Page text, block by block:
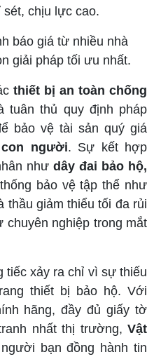
sét, chịu lực cao.
báo giá từ nhiều nhà
giải pháp tối ưu nhất.
thiết bị an toàn chống
tuân thủ quy định pháp
bảo vệ tài sản quý giá
con người. Sự kết hợp
như dây đai bảo hộ,
bảo vệ tập thể như
thầu giảm thiểu tối đa rủi
chuyên nghiệp trong mắt
xảy ra chỉ vì sự thiếu
thiết bị bảo hộ. Với
hãng, đầy đủ giấy tờ
nhất thị trường, Vật
bạn đồng hành tin